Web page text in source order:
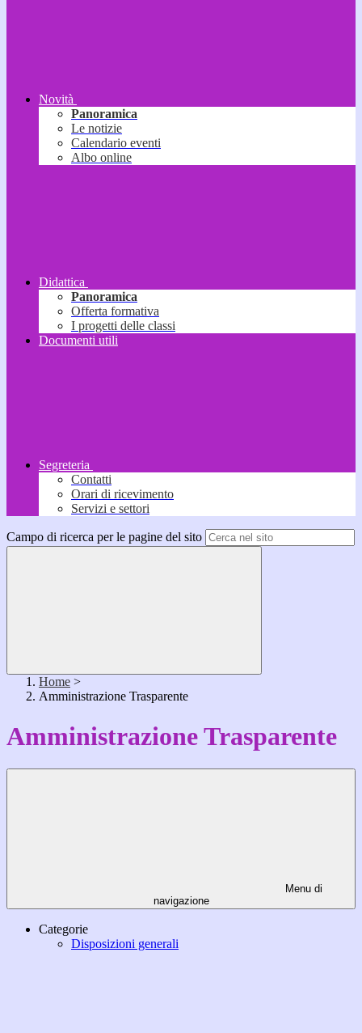
Novità
Panoramica
Le notizie
Calendario eventi
Albo online
Didattica
Panoramica
Offerta formativa
I progetti delle classi
Documenti utili
Segreteria
Contatti
Orari di ricevimento
Servizi e settori
Campo di ricerca per le pagine del sito
Home >
Amministrazione Trasparente
Amministrazione Trasparente
Menu di
navigazione
Categorie
Disposizioni generali